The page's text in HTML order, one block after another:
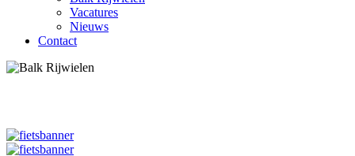
Vacatures
Nieuws
Contact